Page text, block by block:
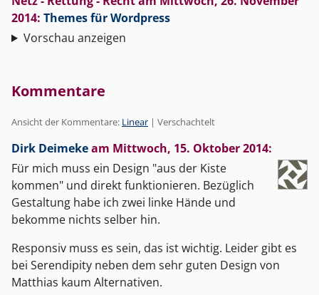
2014: Themes für Wordpress
Vorschau anzeigen
Kommentare
Ansicht der Kommentare: Linear | Verschachtelt
Dirk Deimekeam Mittwoch, 15. Oktober 2014:
Für mich muss ein Design "aus der Kiste
kommen" und direkt funktionieren. Bezüglich
Gestaltung habe ich zwei linke Hände und
bekomme nichts selber hin.
Responsiv muss es sein, das ist wichtig. Leider gibt es
bei Serendipity neben dem sehr guten Design von
Matthias kaum Alternativen.